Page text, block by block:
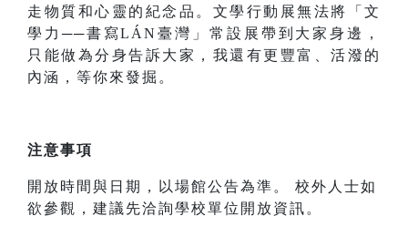
走物質和心靈的紀念品。文學行動展無法將「文
學力──書寫LÁN臺灣」常設展帶到大家身邊，
只能做為分身告訴大家，我還有更豐富、活潑的
內涵，等你來發掘。
注意事項
開放時間與日期，以場館公告為準。 校外人士如
欲參觀，建議先洽詢學校單位開放資訊。